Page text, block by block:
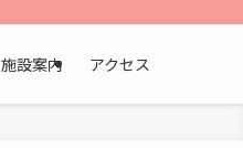
施設案内 アクセス